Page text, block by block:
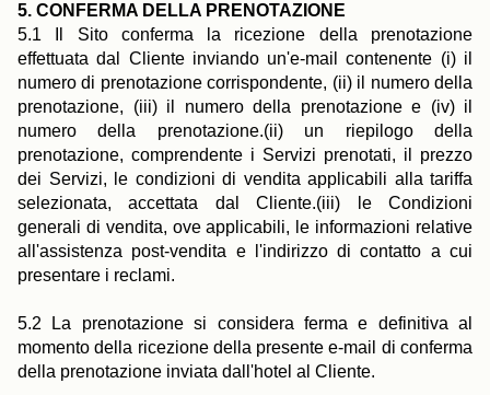
5. CONFERMA DELLA PRENOTAZIONE
5.1 Il Sito conferma la ricezione della prenotazione
effettuata dal Cliente inviando un'e-mail contenente (i) il
numero di prenotazione corrispondente, (ii) il numero della
prenotazione, (iii) il numero della prenotazione e (iv) il
numero della prenotazione.(ii) un riepilogo della
prenotazione, comprendente i Servizi prenotati, il prezzo
dei Servizi, le condizioni di vendita applicabili alla tariffa
selezionata, accettata dal Cliente.(iii) le Condizioni
generali di vendita, ove applicabili, le informazioni relative
all'assistenza post-vendita e l'indirizzo di contatto a cui
presentare i reclami.
5.2 La prenotazione si considera ferma e definitiva al
momento della ricezione della presente e-mail di conferma
della prenotazione inviata dall'hotel al Cliente.